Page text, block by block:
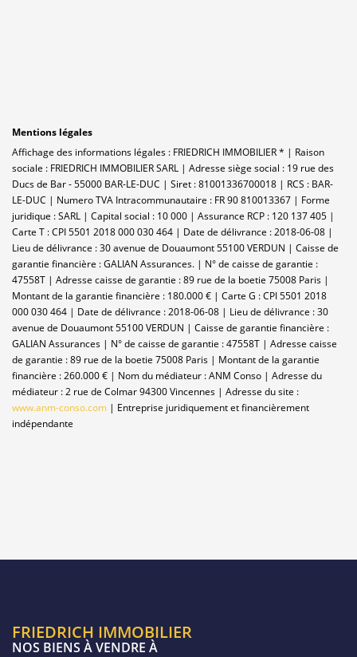
Mentions légales
Affichage des informations légales : FRIEDRICH IMMOBILIER * | Raison
sociale : FRIEDRICH IMMOBILIER SARL | Adresse siège social : 19 rue des
Ducs de Bar - 55000 BAR-LE-DUC | Siret : 81001336700018 | RCS : BAR-
LE-DUC | Numero TVA Intracommunautaire : FR 90 810013367 | Forme
juridique : SARL | Capital social : 10 000 | Assurance RCP : 120 137 405 |
Carte T : CPI 5501 2018 000 030 464 | Date de délivrance : 2018-06-08 |
Lieu de délivrance : 30 avenue de Douaumont 55100 VERDUN | Caisse de
garantie financière : GALIAN Assurances. | N° de caisse de garantie :
47558T | Adresse caisse de garantie : 89 rue de la boetie 75008 Paris |
Montant de la garantie financière : 180.000 € | Carte G : CPI 5501 2018
000 030 464 | Date de délivrance : 2018-06-08 | Lieu de délivrance : 30
avenue de Douaumont 55100 VERDUN | Caisse de garantie financière :
GALIAN Assurances | N° de caisse de garantie : 47558T | Adresse caisse
de garantie : 89 rue de la boetie 75008 Paris | Montant de la garantie
financière : 260.000 € | Nom du médiateur : ANM Conso | Adresse du
médiateur : 2 rue de Colmar 94300 Vincennes | Adresse du site :
www.anm-conso.com | Entreprise juridiquement et financièrement
indépendante
FRIEDRICH IMMOBILIER
NOS BIENS À VENDRE À